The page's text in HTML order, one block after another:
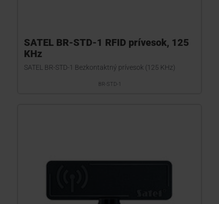
SATEL BR-STD-1 RFID prívesok, 125
KHz
SATEL BR-STD-1 Bezkontaktný prívesok (125 KHz)
BR-STD-1